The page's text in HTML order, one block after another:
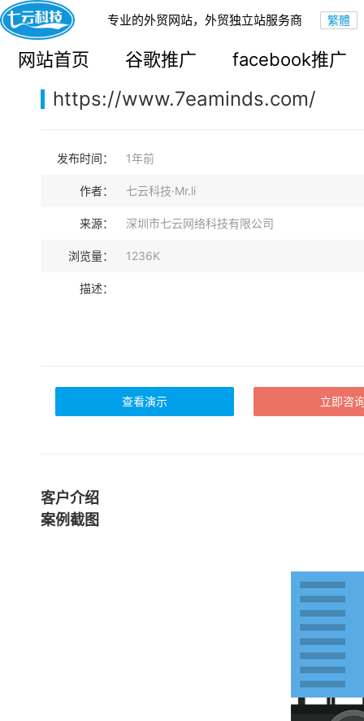
专业的外贸网站，外贸独立站服务商
网站首页 谷歌推广 facebook推广
您的当前位置： 网站首页>案例展示>B2C外贸独立站
https://www.7eaminds.com/
发布时间： 1年前
作者： 七云科技·Mr.li
来源： 深圳市七云网络科技有限公司
浏览量： 1236K
描述：
查看演示 立即咨
客户介绍
案例截图